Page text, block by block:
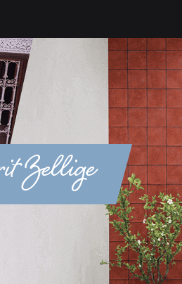
Zellige